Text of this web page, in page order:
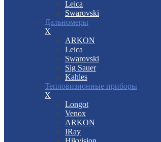
Leica
Swarovski
Дальномеры
X
ARKON
Leica
Swarovski
Sig Sauer
Kahles
Тепловизионные приборы
X
Longot
Venox
ARKON
IRay